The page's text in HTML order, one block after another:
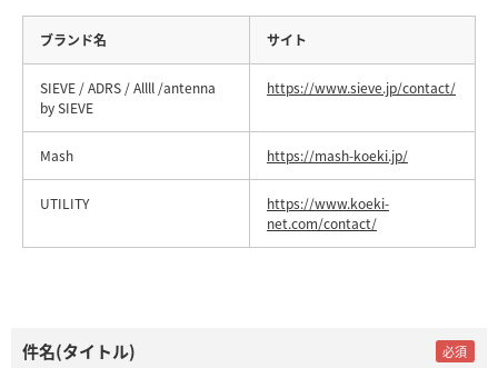
ブランド名 サイト
SIEVE / ADRS / Allll /antenna
by SIEVE
https://www.sieve.jp/contact/
Mash https://mash-koeki.jp/
UTILITY
https://www.koeki-
net.com/contact/
件名(タイトル)